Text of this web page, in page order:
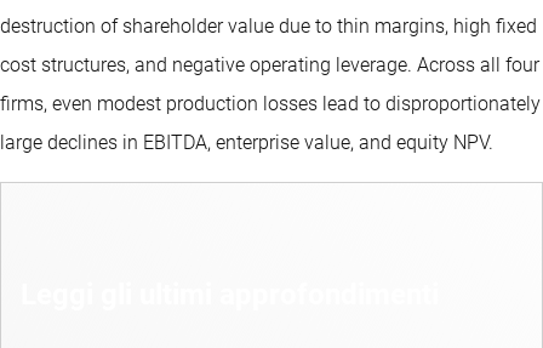
destruction of shareholder value due to thin margins, high fixed
cost structures, and negative operating leverage. Across all four
firms, even modest production losses lead to disproportionately
large declines in EBITDA, enterprise value, and equity NPV.